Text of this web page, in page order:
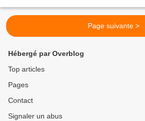
Page suivante >
Hébergé par Overblog
Top articles
Pages
Contact
Signaler un abus